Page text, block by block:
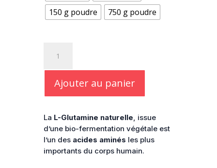
150 g poudre
750 g poudre
L-
Glutamine
Ajouter au panier
La L-Glutamine naturelle, issue
d’une bio-fermentation végétale est
l’un des acides aminés les plus
importants du corps humain.